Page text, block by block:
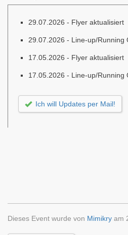
29.07.2026 - Flyer aktualisiert
29.07.2026 - Line-up/Running
17.05.2026 - Flyer aktualisiert
17.05.2026 - Line-up/Running
Ich will Updates per Mail!
Dieses Event wurde von Mimikry am